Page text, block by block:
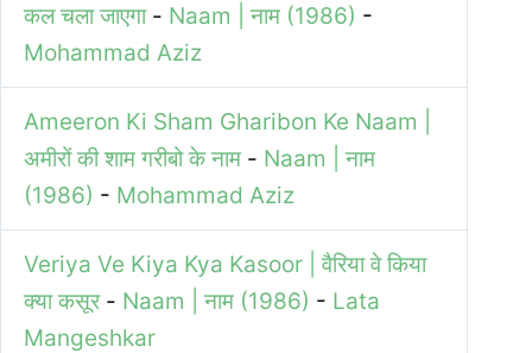
कल चला जाएगा - Naam | नाम (1986) -
Mohammad Aziz
Ameeron Ki Sham Gharibon Ke Naam |
अमीरों की शाम गरीबो के नाम - Naam | नाम
(1986) - Mohammad Aziz
Veriya Ve Kiya Kya Kasoor | वैरिया वे किया
क्या कसूर - Naam | नाम (1986) - Lata
Mangeshkar